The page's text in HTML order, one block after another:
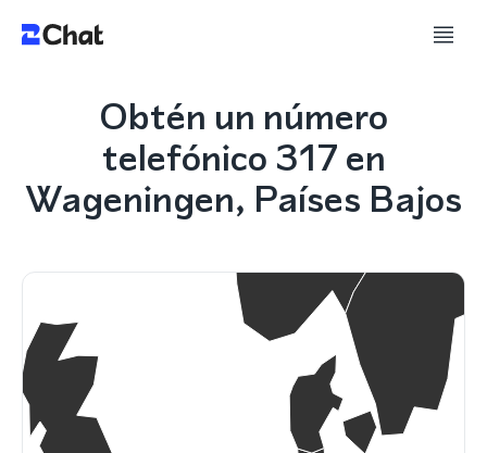
Obtén un número
telefónico 317 en
Wageningen, Países Bajos